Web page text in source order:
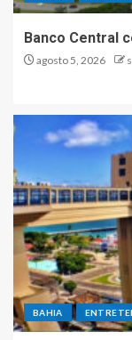
Banco Central
agosto 5, 2026
BAHIA